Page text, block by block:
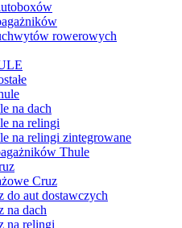
rowerowych
na dach
na relingi
na relingi zintegrowane
Thule
Cruz
do aut dostawczych
na dach
na relingi